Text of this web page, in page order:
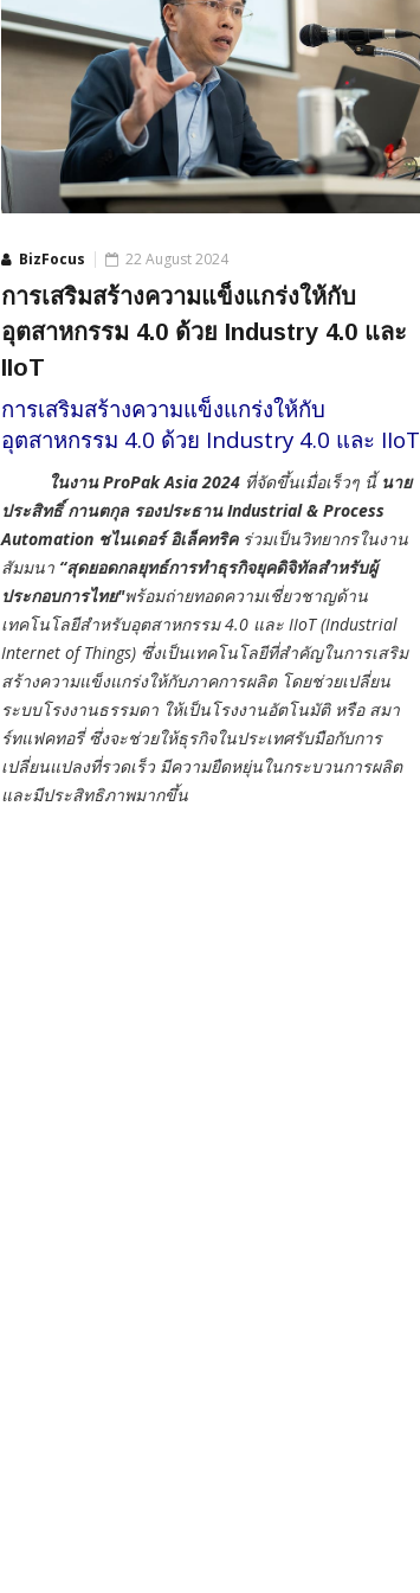
BizFocus 22 August 2024
การเสริมสร้างความแข็งแกร่งให้กับ
อุตสาหกรรม 4.0 ด้วย Industry 4.0 และ
IIoT
การเสริมสร้างความแข็งแกร่งให้กับ
อุตสาหกรรม 4.0 ด้วย Industry 4.0 และ IIoT
ในงาน ProPak Asia 2024 ที่จัดขึ้นเมื่อเร็วๆ นี้ นาย
ประสิทธิ์ กานตกุล รองประธานIndustrial & Process
Automation ชไนเดอร์ อิเล็คทริคร่วมเป็นวิทยากรในงาน
สัมมนา “สุดยอดกลยุทธ์การทำธุรกิจยุคดิจิทัลสำหรับผู้
ประกอบการไทย"พร้อมถ่ายทอดความเชี่ยวชาญด้าน
เทคโนโลยีสำหรับอุตสาหกรรม 4.0 และ IIoT (Industrial
Internet of Things) ซึ่งเป็นเทคโนโลยีที่สำคัญในการเสริม
สร้างความแข็งแกร่งให้กับภาคการผลิต โดยช่วยเปลี่ยน
ระบบโรงงานธรรมดา ให้เป็นโรงงานอัตโนมัติ หรือ สมา
ร์ทแฟคทอรี่ ซึ่งจะช่วยให้ธุรกิจในประเทศรับมือกับการ
เปลี่ยนแปลงที่รวดเร็ว มีความยืดหยุ่นในกระบวนการผลิต
และมีประสิทธิภาพมากขึ้น